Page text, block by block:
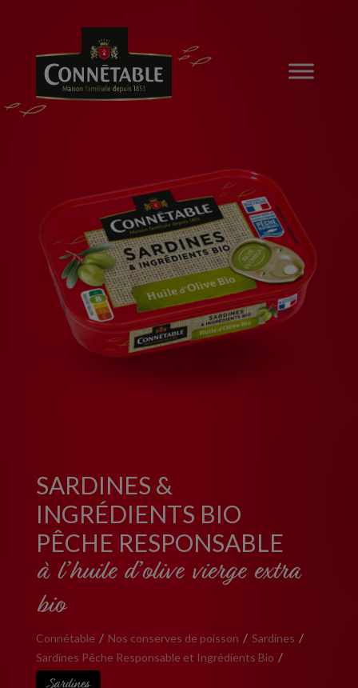
SARDINES &
INGRÉDIENTS BIO
PÊCHE RESPONSABLE
à l’huile d’olive vierge extra
bio
Connétable Nos conserves de poisson
Sardines
Sardines Pêche Responsable et Ingrédients Bio